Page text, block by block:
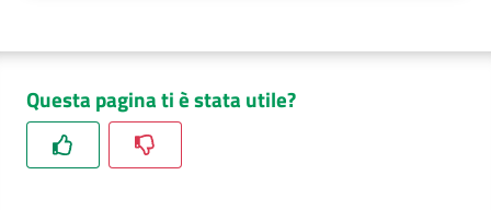
Questa pagina ti è stata utile?